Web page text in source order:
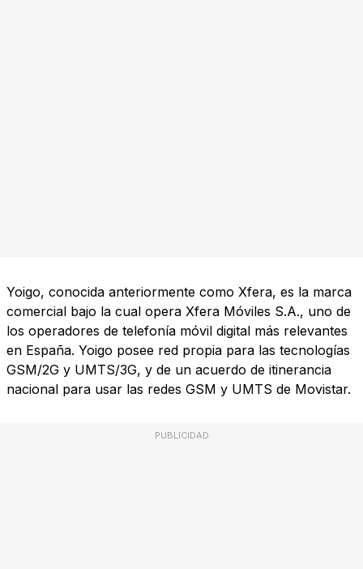
Yoigo, conocida anteriormente como Xfera, es la marca
comercial bajo la cual opera Xfera Móviles S.A., uno de
los operadores de telefonía móvil digital más relevantes
en España. Yoigo posee red propia para las tecnologías
GSM/2G y UMTS/3G, y de un acuerdo de itinerancia
nacional para usar las redes GSM y UMTS de Movistar.
PUBLICIDAD